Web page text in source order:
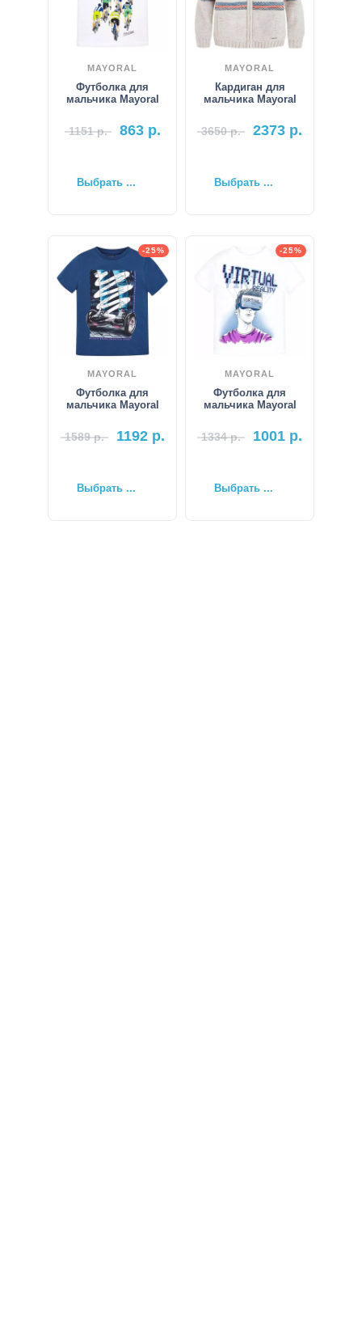
MAYORAL
Футболка для
мальчика Mayoral
1151р. 863р.
Выбрать ...
MAYORAL
Кардиган для
мальчика Mayoral
3650р. 2373 р.
Выбрать ...
-25%
MAYORAL
Футболка для
мальчика Mayoral
1589р. 1192р.
Выбрать ...
-25%
MAYORAL
Футболка для
мальчика Mayoral
1334р. 1001 р.
Выбрать ...